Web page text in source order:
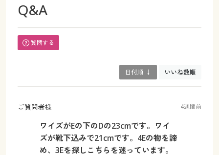
Q&A
質問する
日付順 ↓ いいね数順
ご質問者様 4週間前
ワイズがEの下のDの23cmです。ワイ
ズが靴下込みで21cmです。4Eの物を諦
め、3Eを探しこちらを迷っています。